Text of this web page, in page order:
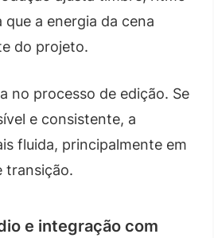
que a energia da cena
do projeto.
no processo de edição. Se
e consistente, a
fluida, principalmente em
transição.
e integração com